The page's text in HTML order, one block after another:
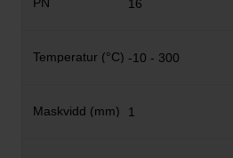
16
-10 - 300
1